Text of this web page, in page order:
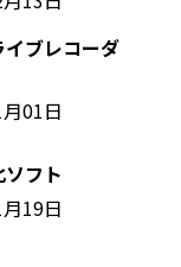
ブレコーダ
01日
フト
19日